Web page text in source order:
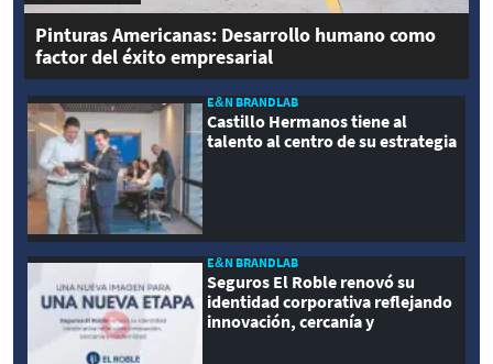
Pinturas Americanas: Desarrollo humano como
factor del éxito empresarial
E&N BRANDLAB
Castillo Hermanos tiene al
talento al centro de su estrategia
E&N BRANDLAB
Seguros El Roble renovó su
identidad corporativa reflejando
innovación, cercanía y